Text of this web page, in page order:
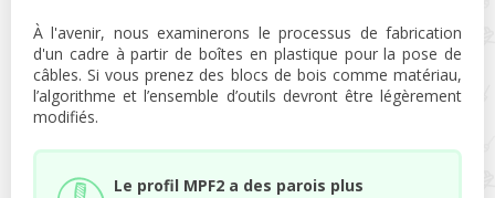
À l'avenir, nous examinerons le processus de fabrication
d'un cadre à partir de boîtes en plastique pour la pose de
câbles. Si vous prenez des blocs de bois comme matériau,
l’algorithme et l’ensemble d’outils devront être légèrement
modifiés.
Le profil MPF2 a des parois plus